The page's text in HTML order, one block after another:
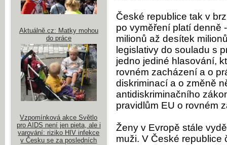
České republice tak v
po vyměření platí denně
milionů až desítek
legislativy do souladu s
jedno jediné hlasování,
rovném zacházení a o
diskriminací a o změně
antidiskriminačního
pravidlům EU o rovném
Ženy v Evropě stále
muži. V České republice
Aktuálně.cz: Matky mohou
do práce
Vzpomínková akce Světlo
pro AIDS není jen pieta, ale i
varování: riziko HIV infekce
v Česku se za posledních